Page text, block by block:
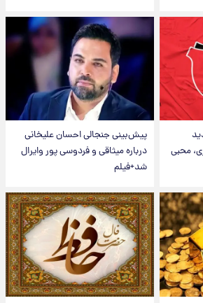
محبی
پیش‌بینی جنجالی احسان علیخانی
درباره میثاقی و فردوسی پور وایرال
شد+فیلم